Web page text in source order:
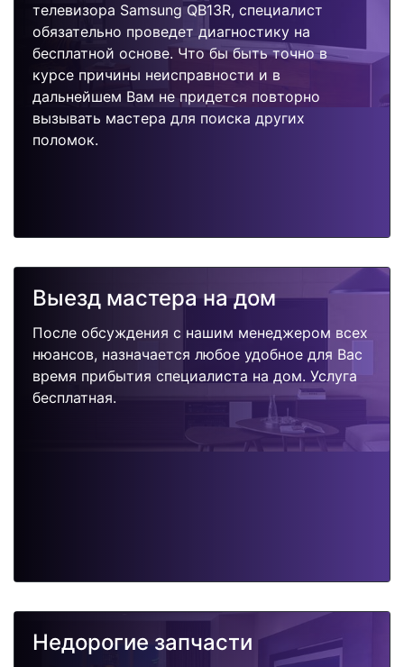
телевизора Samsung QB13R, специалист
обязательно проведет диагностику на
бесплатной основе. Что бы быть точно в
курсе причины неисправности и в
дальнейшем Вам не придется повторно
вызывать мастера для поиска других
поломок.
Выезд мастера на дом
После обсуждения с нашим менеджером всех
нюансов, назначается любое удобное для Вас
время прибытия специалиста на дом. Услуга
бесплатная.
Недорогие запчасти